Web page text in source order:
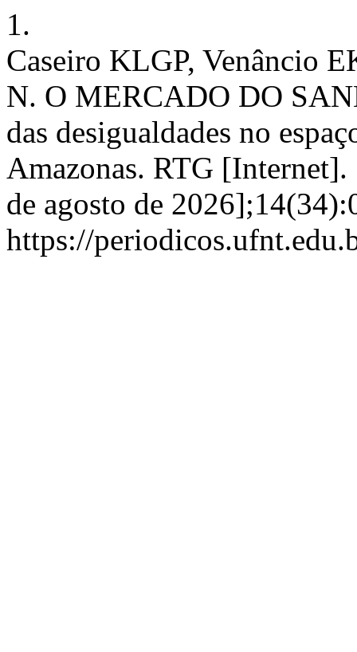
1.
Caseiro KLGP, Venâncio
N. O MERCADO DO
das desigualdades no
Amazonas. RTG [Internet].
de agosto de
https://